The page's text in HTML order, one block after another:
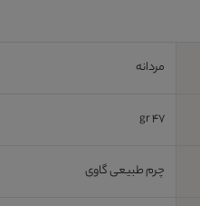
مردانه
47 gr
چرم طبیعی گاوی